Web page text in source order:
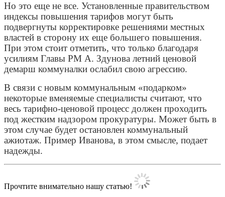
Но это еще не все. Установленные правительством
индексы повышения тарифов могут быть
подвергнуты корректировке решениями местных
властей в сторону их еще большего повышения.
При этом стоит отметить, что только благодаря
усилиям Главы РМ А. Здунова летний ценовой
демарш коммуналки ослабил свою агрессию.
В связи с новым коммунальным «подарком»
некоторые вменяемые специалисты считают, что
весь тарифно-ценовой процесс должен проходить
под жестким надзором прокуратуры. Может быть в
этом случае будет остановлен коммунальный
ажиотаж. Пример Иванова, в этом смысле, подает
надежды.
Прочтите внимательно нашу статью!